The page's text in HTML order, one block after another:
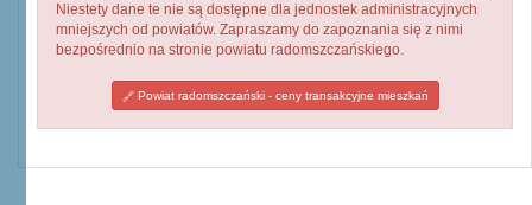
Niestety dane te nie są dostępne dla jednostek administracyjnych
mniejszych od powiatów. Zapraszamy do zapoznania się z nimi
bezpośrednio na stronie powiatu radomszczańskiego.
Powiat radomszczański - ceny transakcyjne mieszkań